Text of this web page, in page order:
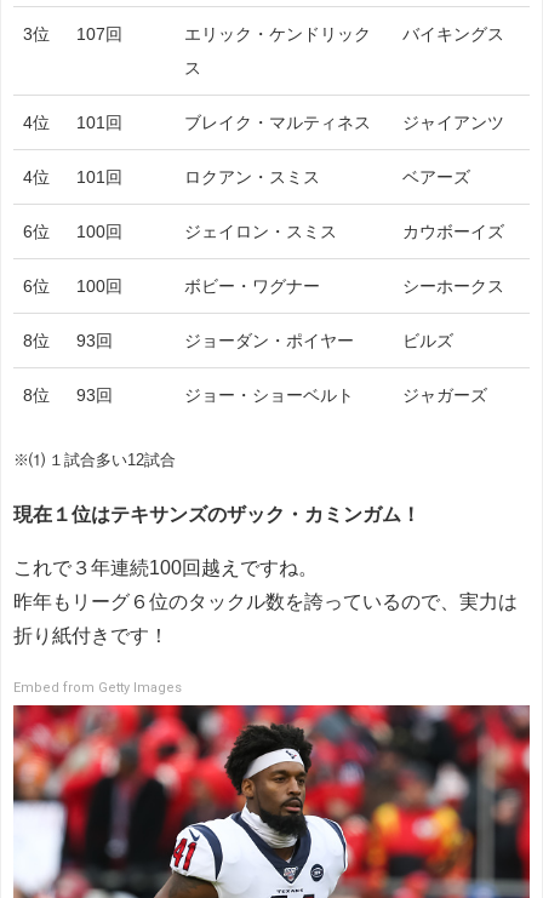
3位 107回
エリック・ケンドリック
ス
バイキングス
4位 101回 ブレイク・マルティネス ジャイアンツ
4位 101回 ロクアン・スミス ベアーズ
6位 100回 ジェイロン・スミス カウボーイズ
6位 100回 ボビー・ワグナー シーホークス
8位 93回 ジョーダン・ポイヤー ビルズ
8位 93回 ジョー・ショーベルト ジャガーズ
※⑴ １試合多い12試合
現在１位はテキサンズのザック・カミンガム！
これで３年連続100回越えですね。
昨年もリーグ６位のタックル数を誇っているので、実力は
折り紙付きです！
Embed from Getty Images